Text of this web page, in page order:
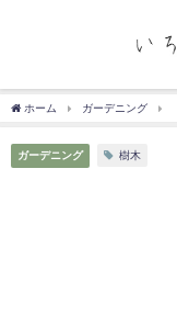
ホーム ガーデニング
ガーデニング 樹木